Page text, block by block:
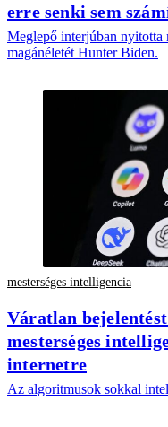
erre senki sem
Meglepő interjúban nyitotta
magánéletét Hunter Biden.
mesterséges intelligencia
Váratlan
mesterséges
internetre
Az algoritmusok sokkal